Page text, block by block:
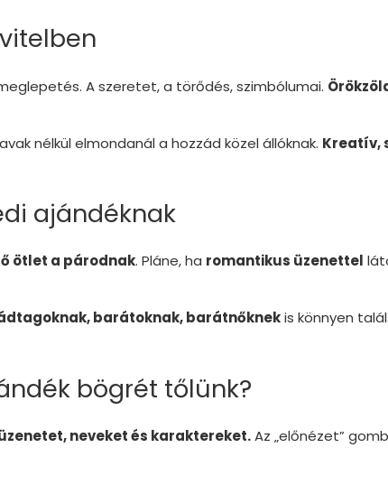
A szeretet, a törődés, szimbólumai.
nélkül elmondanál a hozzád közel állóknak. Kreatív,
ajándéknak
ötlet a párodnak. Pláne, ha romantikus üzenettel
barátoknak, barátnőknekis könnyen
bögrét tőlünk?
neveket és karaktereket.Az „előnézet”